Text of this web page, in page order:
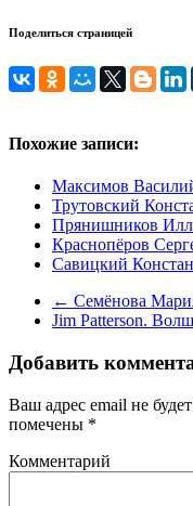
Поделиться страницей
Похожие записи:
Максимов
Трутовский
Прянишников
Краснопёров
Савицкий
← Семёнова
Jim Patterson.
Добавить
Ваш адрес email не
помечены *
Комментарий